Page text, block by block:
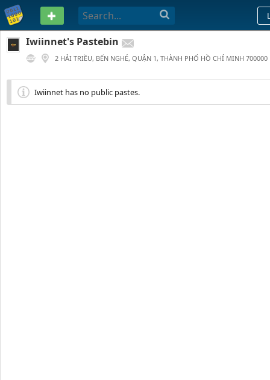
PASTEBIN
Iwiinnet's Pastebin
2 HẢI TRIỀU, BẾN NGHÉ, QUẬN 1, THÀNH PHỐ HỒ CHÍ MINH 700000
Iwiinnet has no public pastes.